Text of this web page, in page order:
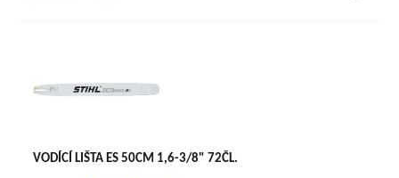
VODÍCÍ LIŠTA ES 50CM 1,6-3/8" 72ČL.